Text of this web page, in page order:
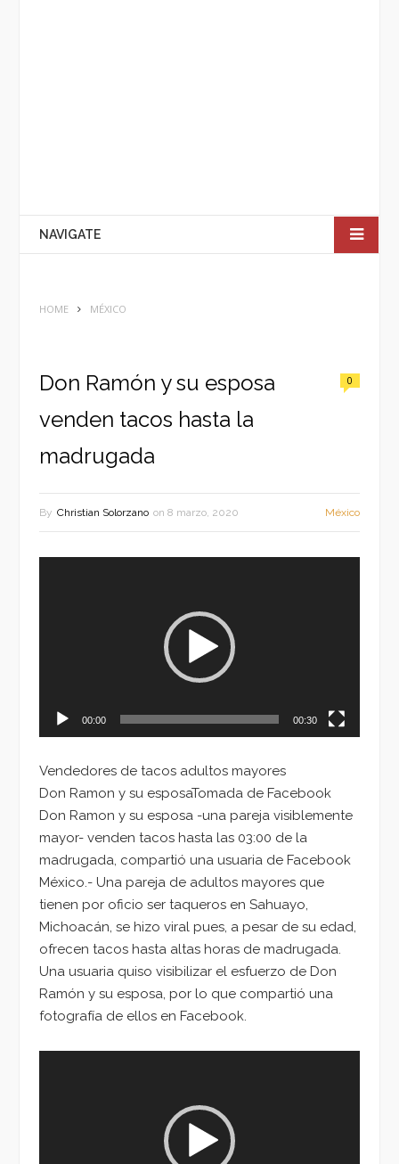
NAVIGATE
HOME MÉXICO
Don Ramón y su esposa
venden tacos hasta la
madrugada
0
By Christian Solorzano on 8 marzo, 2020 México
00:00 00:30
Vendedores de tacos adultos mayores
Don Ramon y su esposaTomada de Facebook
Don Ramon y su esposa -una pareja visiblemente
mayor- venden tacos hasta las 03:00 de la
madrugada, compartió una usuaria de Facebook
México.- Una pareja de adultos mayores que
tienen por oficio ser taqueros en Sahuayo,
Michoacán, se hizo viral pues, a pesar de su edad,
ofrecen tacos hasta altas horas de madrugada.
Una usuaria quiso visibilizar el esfuerzo de Don
Ramón y su esposa, por lo que compartió una
fotografía de ellos en Facebook.